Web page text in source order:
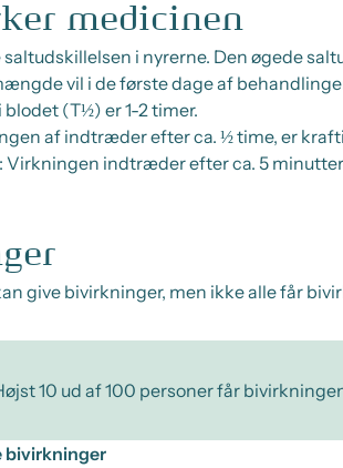
medicinen
saltudskillelsen i nyrerne. Den øgede
vil i de første dage af
(T½) er 1-2 timer.
af indtræder efter ca. ½ time, er
: Virkningen indtræder efter ca. 5 minutter
give bivirkninger, men ikke alle får
10 ud af 100 personer får
bivirkninger